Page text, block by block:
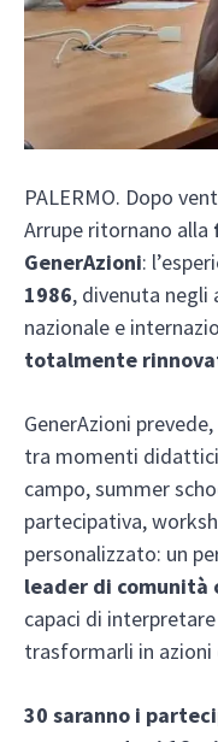
PALERMO. Dopo
Arrupe ritornano alla
GenerAzioni:
1986, divenuta negli
nazionale e
totalmente
GenerAzioni
tra momenti
campo, summer
partecipativa,
personalizzato: un
leader di comunità
capaci di
trasformarli in azioni
30 saranno i